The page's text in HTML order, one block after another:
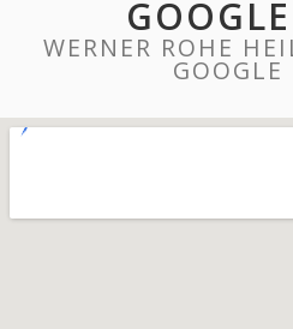
WERNER ROHE
GOOGLE